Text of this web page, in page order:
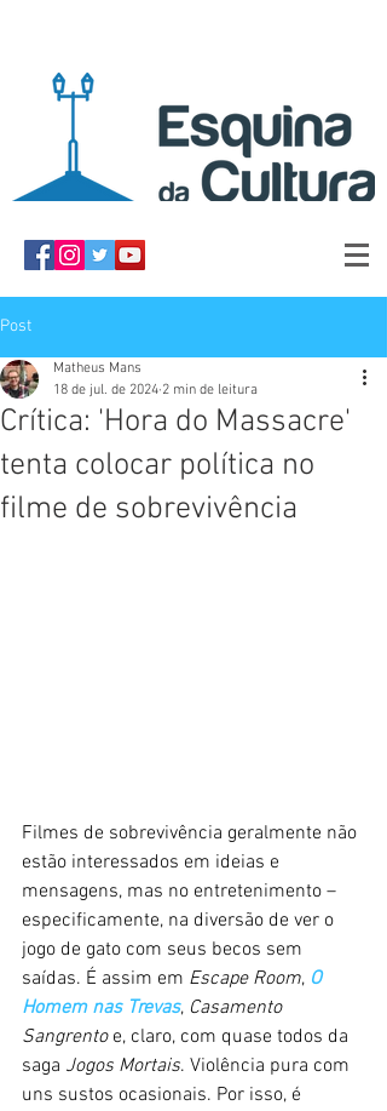
Post
Crítica: 'Hora do Massacre'
tenta colocar política no
filme de sobrevivência
Matheus Mans
18 de jul. de 2024 2 min de leitura
Filmes de sobrevivência geralmente não
estão interessados em ideias e
mensagens, mas no entretenimento –
especificamente, na diversão de ver o
jogo de gato com seus becos sem
saídas. É assim em Escape Room, O
Homem nas Trevas, Casamento
Sangrento e, claro, com quase todos da
saga Jogos Mortais. Violência pura com
uns sustos ocasionais. Por isso, é